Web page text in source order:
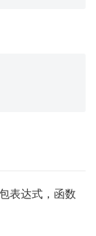
表达式，函数